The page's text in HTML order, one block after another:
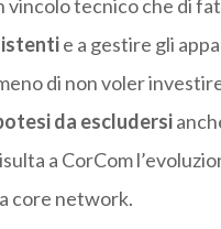
vincolo tecnico che di
e a gestire gli
di non voler
da escludersi
a CorCom
core network.